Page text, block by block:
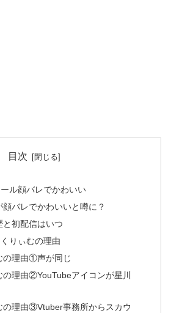
目次
ル顔バレでかわいい
バレでかわいいと噂に？
初配信はいつ
りぃむの理由
の理由①声が同じ
の理由②YouTubeアイコンが星川
の理由③Vtuber事務所からスカウ